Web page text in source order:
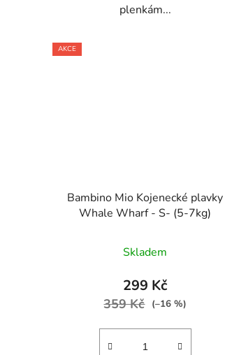
plenkám...
AKCE
Bambino Mio Kojenecké plavky
Whale Wharf - S- (5-7kg)
Skladem
299 Kč
359 Kč (–16 %)